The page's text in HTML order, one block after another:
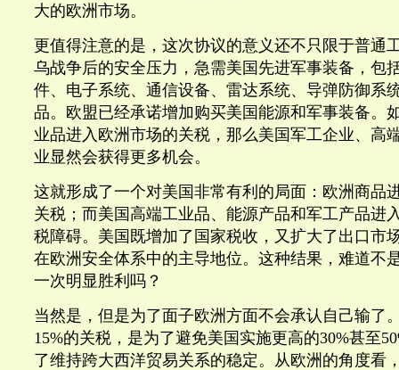
大的欧洲市场。
更值得注意的是，这次协议的意义还不只限于普通
乌战争后的安全压力，急需美国先进军事装备，包
件、电子系统、通信设备、雷达系统、导弹防御系
品。欧盟已经承诺增加购买美国能源和军事装备。
业品进入欧洲市场的关税，那么美国军工企业、高
业显然会获得更多机会。
这就形成了一个对美国非常有利的局面：欧洲商品
关税；而美国高端工业品、能源产品和军工产品进
税障碍。美国既增加了国家税收，又扩大了出口市
在欧洲安全体系中的主导地位。这种结果，难道不
一次明显胜利吗？
当然是，但是为了面子欧洲方面不会承认自己输了
15%的关税，是为了避免美国实施更高的30%甚至
了维持跨大西洋贸易关系的稳定。从欧洲的角度看